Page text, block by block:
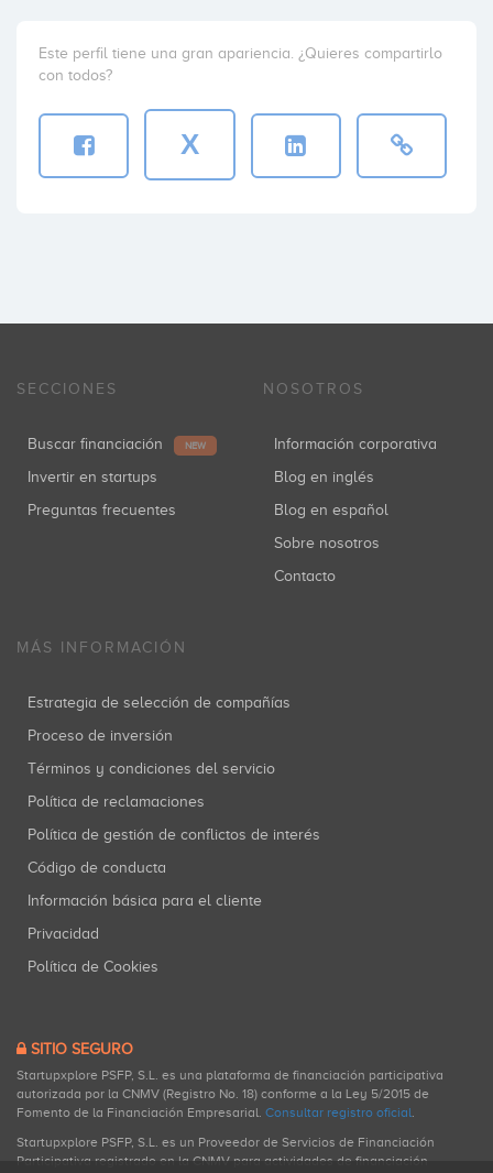
Este perfil tiene una gran apariencia. ¿Quieres compartirlo
con todos?
X
SECCIONES
Buscar financiación NEW
Invertir en startups
Preguntas frecuentes
NOSOTROS
Información corporativa
Blog en inglés
Blog en español
Sobre nosotros
Contacto
MÁS INFORMACIÓN
Estrategia de selección de compañías
Proceso de inversión
Términos y condiciones del servicio
Política de reclamaciones
Política de gestión de conflictos de interés
Código de conducta
Información básica para el cliente
Privacidad
Política de Cookies
SITIO SEGURO
Startupxplore PSFP, S.L. es una plataforma de financiación participativa
autorizada por la CNMV (Registro No. 18) conforme a la Ley 5/2015 de
Fomento de la Financiación Empresarial. Consultar registro oficial.
Startupxplore PSFP, S.L. es un Proveedor de Servicios de Financiación
Participativa registrado en la CNMV para actividades de financiación